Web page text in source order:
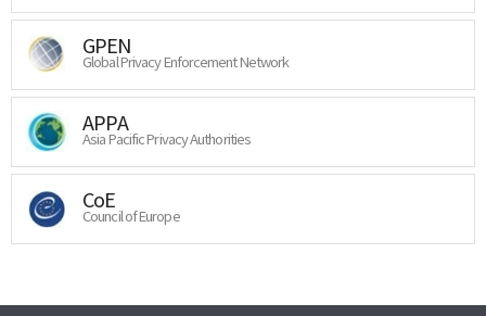
GPEN
Global Privacy Enforcement Network
APPA
Asia Pacific Privacy Authorities
CoE
Council of Europe